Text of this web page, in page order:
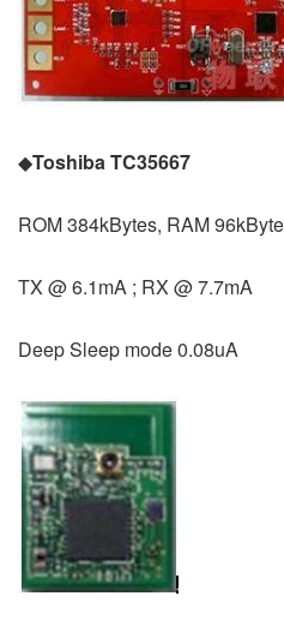
◆Toshiba TC35667
ROM 384kBytes, RAM
TX @ 6.1mA ; RX @ 7.7mA
Deep Sleep mode 0.08uA